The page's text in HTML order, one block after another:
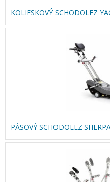
KOLIESKOVÝ SCHODOLEZ
PÁSOVÝ SCHODOLEZ